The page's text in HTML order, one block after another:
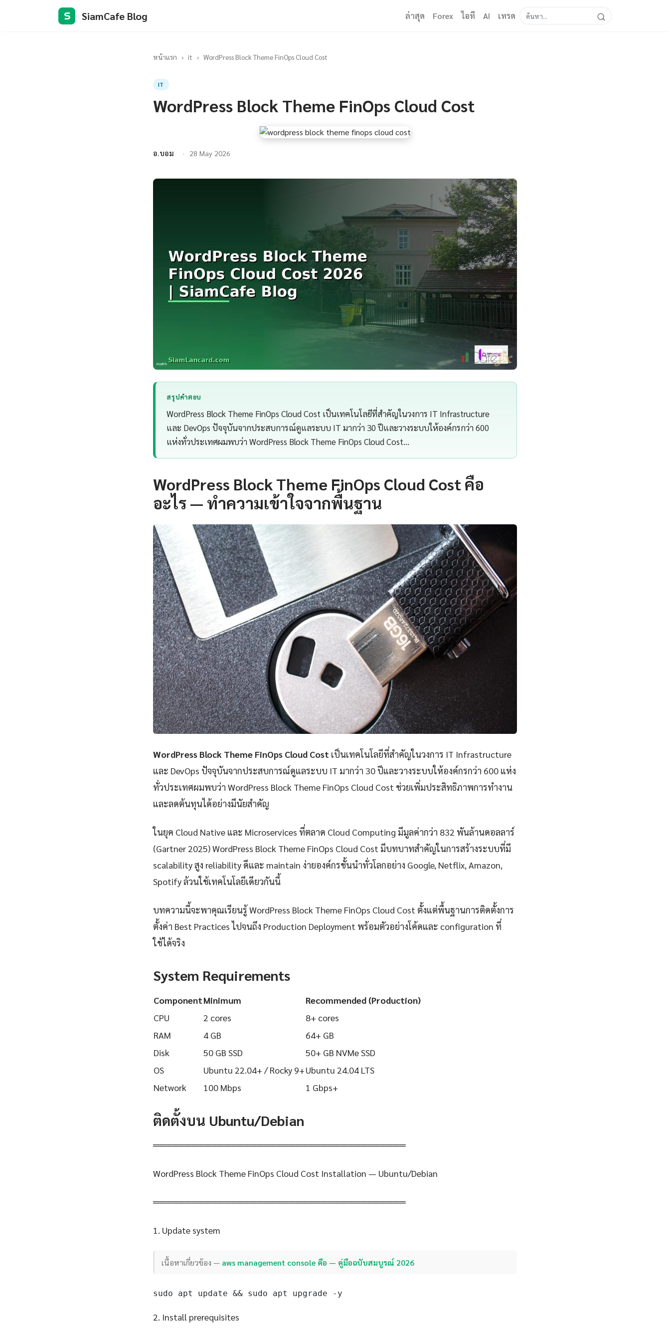
S SiamCafe Blog ล่าสุด Forex ไอที AI เทรด
หน้าแรก › it › WordPress Block Theme FinOps Cloud Cost
IT
WordPress Block Theme FinOps Cloud Cost
อ.บอม 28 May 2026
สรุปคำตอบ
WordPress Block Theme FinOps Cloud Cost เป็นเทคโนโลยีที่สำคัญในวงการ IT Infrastructure
และ DevOps ปัจจุบันจากประสบการณ์ดูแลระบบ IT มากว่า 30 ปีและวางระบบให้องค์กรกว่า 600
แห่งทั่วประเทศผมพบว่า WordPress Block Theme FinOps Cloud Cost…
WordPress Block Theme FinOps Cloud Cost คือ
อะไร — ทำความเข้าใจจากพื้นฐาน
WordPress Block Theme FinOps Cloud Cost เป็นเทคโนโลยีที่สำคัญในวงการ IT Infrastructure
และ DevOps ปัจจุบันจากประสบการณ์ดูแลระบบ IT มากว่า 30 ปีและวางระบบให้องค์กรกว่า 600 แห่ง
ทั่วประเทศผมพบว่า WordPress Block Theme FinOps Cloud Cost ช่วยเพิ่มประสิทธิภาพการทำงาน
และลดต้นทุนได้อย่างมีนัยสำคัญ
ในยุค Cloud Native และ Microservices ที่ตลาด Cloud Computing มีมูลค่ากว่า 832 พันล้านดอลลาร์
(Gartner 2025) WordPress Block Theme FinOps Cloud Cost มีบทบาทสำคัญในการสร้างระบบที่มี
scalability สูง reliability ดีและ maintain ง่ายองค์กรชั้นนำทั่วโลกอย่าง Google, Netflix, Amazon,
Spotify ล้วนใช้เทคโนโลยีเดียวกันนี้
บทความนี้จะพาคุณเรียนรู้ WordPress Block Theme FinOps Cloud Cost ตั้งแต่พื้นฐานการติดตั้งการ
ตั้งค่า Best Practices ไปจนถึง Production Deployment พร้อมตัวอย่างโค้ดและ configuration ที่
ใช้ได้จริง
System Requirements
ComponentMinimum
Recommended (Production)
CPU
2 cores
8+ cores
RAM
4 GB
64+ GB
Disk
50 GB SSD
50+ GB NVMe SSD
OS
Ubuntu 22.04+ / Rocky 9+Ubuntu 24.04 LTS
Network
100 Mbps 1 Gbps+
ติดตั้งบน Ubuntu/Debian
═══════════════════════════════════════
WordPress Block Theme FinOps Cloud Cost Installation — Ubuntu/Debian
═══════════════════════════════════════
1. Update system
เนื้อหาเกี่ยวข้อง — aws management console คือ — คู่มือฉบับสมบูรณ์ 2026
sudo apt update && sudo apt upgrade -y
2. Install prerequisites